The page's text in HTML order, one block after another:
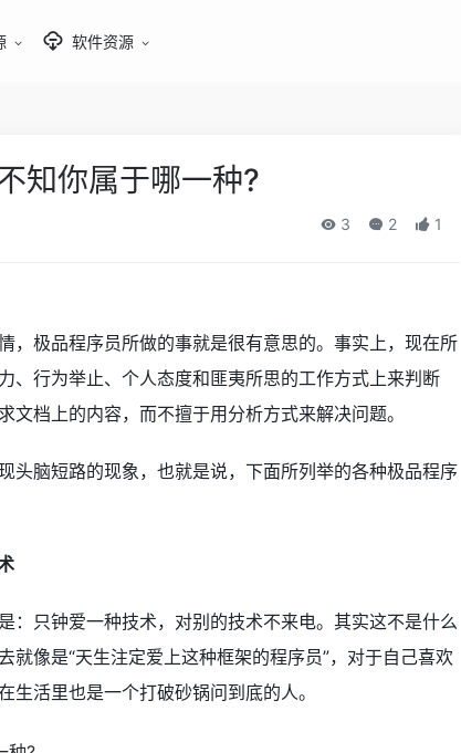
软件资源
知你属于哪一种?
3 2 1
，极品程序员所做的事就是很有意思的。事实上，现在所
、行为举止、个人态度和匪夷所思的工作方式上来判断
档上的内容，而不擅于用分析方式来解决问题。
头脑短路的现象，也就是说，下面所列举的各种极品程序
：只钟爱一种技术，对别的技术不来电。其实这不是什么
就像是“天生注定爱上这种框架的程序员”，对于自己喜欢
活里也是一个打破砂锅问到底的人。